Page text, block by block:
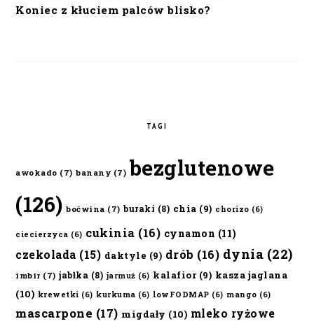
Koniec z kłuciem palców blisko?
TAGI
awokado (7) banany (7) bezglutenowe
(126) boćwina (7) buraki (8) chia (9) chorizo (6)
ciecierzyca (6) cukinia (16) cynamon (11)
czekolada (15) daktyle (9) drób (16) dynia (22)
imbir (7) jabłka (8) jarmuż (6) kalafior(9) kasza jaglana
(10) krewetki (6) kurkuma (6) lowFODMAP (6) mango (6)
mascarpone (17) migdały (10) mleko ryżowe